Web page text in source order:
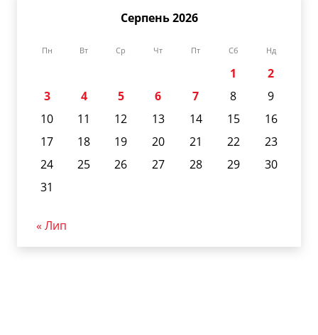
Серпень 2026
Пн Вт Ср Чт Пт Сб Нд
1
2
3
4 5 6 7 8
9
10
11 12 13 14 15
16
17
18 19 20 21 22
23
24
25 26 27 28 29
30
31
« Лип